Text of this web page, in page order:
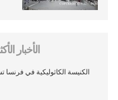
الأخبار
الكنيسة الكاثوليكية في فرنسا